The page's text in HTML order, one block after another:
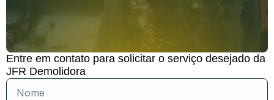
Entre em contato para solicitar o serviço desejado da
JFR Demolidora